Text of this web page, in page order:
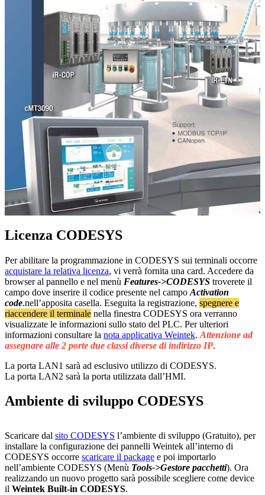
Licenza CODESYS
Per abilitare la programmazione in CODESYS sui terminali occorre
acquistare la relativa licenza, vi verrà fornita una card. Accedere da
browser al pannello e nel menù Features->CODESYS troverete il
campo dove inserire il codice presente nel campo Activation
code.nell’apposita casella. Eseguita la registrazione, spegnere e
riaccendere il terminale nella finestra CODESYS ora verranno
visualizzate le informazioni sullo stato del PLC. Per ulteriori
informazioni consultare la nota applicativa Weintek. Attenzione ad
assegnare alle 2 porte due classi diverse di indirizzo IP.
La porta LAN1 sarà ad esclusivo utilizzo di CODESYS.
La porta LAN2 sarà la porta utilizzata dall’HMI.
Ambiente di sviluppo CODESYS
Scaricare dal sito CODESYS l’ambiente di sviluppo (Gratuito), per
installare la configurazione dei pannelli Weintek all’interno di
CODESYS occorre scaricare il package e poi importarlo
nell’ambiente CODESYS (Menù Tools->Gestore pacchetti). Ora
realizzando un nuovo progetto sarà possibile scegliere come device
il Weintek Built-in CODESYS.